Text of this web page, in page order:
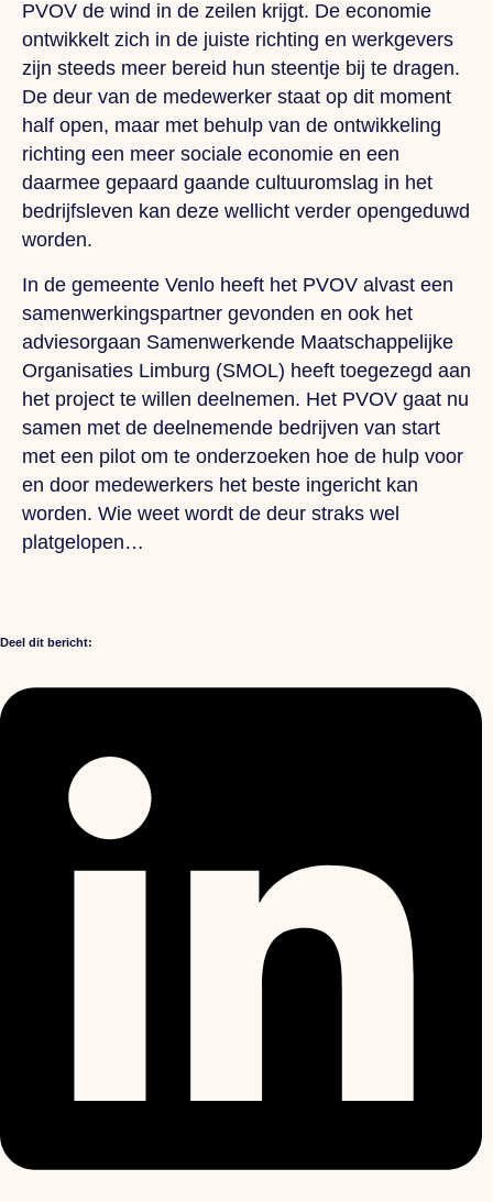
PVOV de wind in de zeilen krijgt. De economie
ontwikkelt zich in de juiste richting en werkgevers
zijn steeds meer bereid hun steentje bij te dragen.
De deur van de medewerker staat op dit moment
half open, maar met behulp van de ontwikkeling
richting een meer sociale economie en een
daarmee gepaard gaande cultuuromslag in het
bedrijfsleven kan deze wellicht verder opengeduwd
worden.
In de gemeente Venlo heeft het PVOV alvast een
samenwerkingspartner gevonden en ook het
adviesorgaan Samenwerkende Maatschappelijke
Organisaties Limburg (SMOL) heeft toegezegd aan
het project te willen deelnemen. Het PVOV gaat nu
samen met de deelnemende bedrijven van start
met een pilot om te onderzoeken hoe de hulp voor
en door medewerkers het beste ingericht kan
worden. Wie weet wordt de deur straks wel
platgelopen…
Deel dit bericht: